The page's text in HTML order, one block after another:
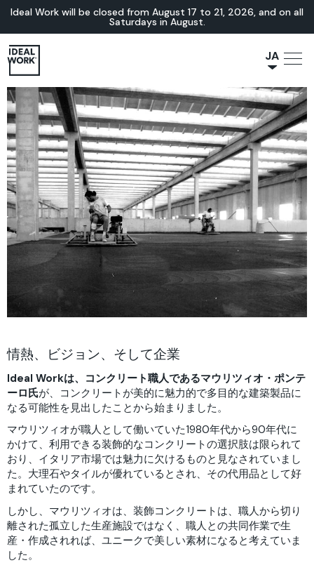
Ideal Work will be closed from August 17 to 21, 2026, and on all
Saturdays in August.
JA
IT
FR
ES
EN
DE
情熱、ビジョン、そして企業
Ideal Workは、コンクリート職人であるマウリツィオ・ポンテ
ーロ氏が、コンクリートが美的に魅力的で多目的な建築製品に
なる可能性を見出したことから始まりました。
マウリツィオが職人として働いていた1980年代から90年代に
かけて、利用できる装飾的なコンクリートの選択肢は限られて
おり、イタリア市場では魅力に欠けるものと見なされていまし
た。大理石やタイルが優れているとされ、その代用品として好
まれていたのです。
しかし、マウリツィオは、装飾コンクリートは、職人から切り
離された孤立した生産施設ではなく、職人との共同作業で生
産・作成されれば、ユニークで美しい素材になると考えていま
した。